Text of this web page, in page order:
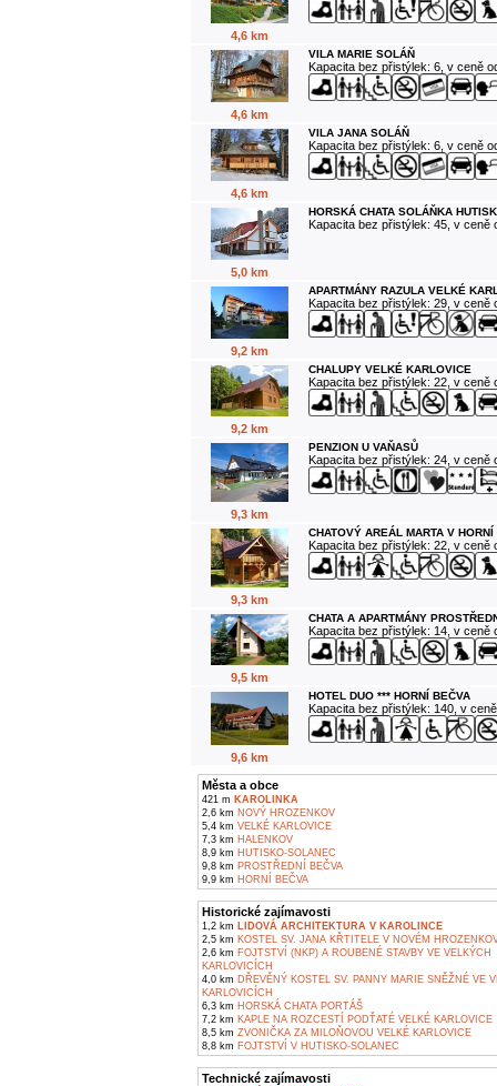
4,6 km
4,6 km
VILA MARIE SOLÁŇ
Kapacita bez přistýlek: 6, v ceně
4,6 km
VILA JANA SOLÁŇ
Kapacita bez přistýlek: 6, v ceně
5,0 km
HORSKÁ CHATA SOLÁŇKA
Kapacita bez přistýlek: 45, v ceně
9,2 km
APARTMÁNY RAZULA VELKÉ
Kapacita bez přistýlek: 29, v ceně
9,2 km
CHALUPY VELKÉ KARLOVICE
Kapacita bez přistýlek: 22, v ceně
9,3 km
PENZION U VAŇASŮ
Kapacita bez přistýlek: 24, v ceně
9,3 km
CHATOVÝ AREÁL MARTA V
Kapacita bez přistýlek: 22, v ceně
9,5 km
CHATA A APARTMÁNY
Kapacita bez přistýlek: 14, v ceně
9,6 km
HOTEL DUO *** HORNÍ BEČVA
Kapacita bez přistýlek: 140, v
Města a obce
421 m KAROLINKA
2,6 km NOVÝ HROZENKOV
5,4 km VELKÉ KARLOVICE
7,3 km HALENKOV
8,9 km HUTISKO-SOLANEC
9,8 km PROSTŘEDNÍ BEČVA
9,9 km HORNÍ BEČVA
Historické zajímavosti
1,2 km LIDOVÁ ARCHITEKTURA V KAROLINCE
2,5 km KOSTEL SV. JANA KŘTITELE V NOVÉM
2,6 km FOJTSTVÍ (NKP) A ROUBENÉ STAVBY VE VELKÝCH
KARLOVICÍCH
4,0 km DŘEVĚNÝ KOSTEL SV. PANNY MARIE SNĚŽNÉ VE
KARLOVICÍCH
6,3 km HORSKÁ CHATA PORTÁŠ
7,2 km KAPLE NA ROZCESTÍ PODŤATÉ VELKÉ KARLOVICE
8,5 km ZVONIČKA ZA MILOŇOVOU VELKÉ KARLOVICE
8,8 km FOJTSTVÍ V HUTISKO-SOLANEC
Technické zajímavosti